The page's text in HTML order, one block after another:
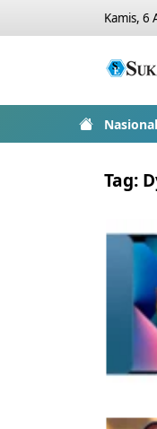
Kamis, 6
Nasional
Tag: